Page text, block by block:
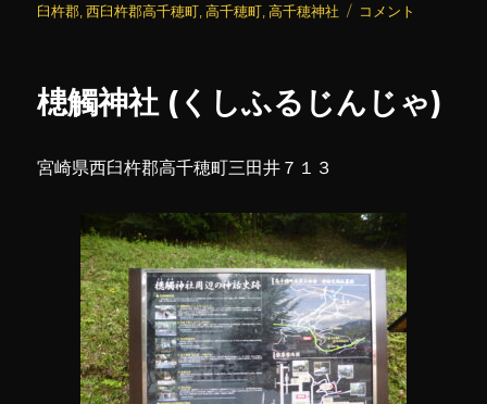
日:
ゴ
グ
臼杵郡 ,西臼杵郡高千穂町 ,高千穂町 ,高千穂神社
高
社
コメント
槵觸神社 (くしふるじんじゃ)
宮崎県西臼杵郡高千穂町三田井７１３